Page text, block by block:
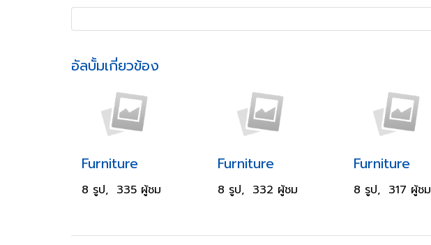
อัลบั้มเกี่ยวข้อง
Furniture
8 รูป, 335 ผู้ชม
Furniture
8 รูป, 332 ผู้ชม
Furniture
8 รูป, 317 ผู้ชม